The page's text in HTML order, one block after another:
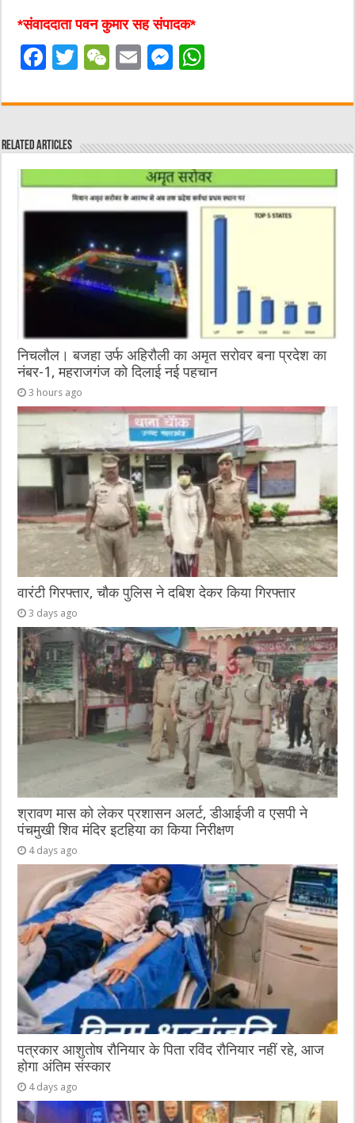
*संवाददाता पवन कुमार सह संपादक*
F
c
e
b
o
o
T
it
r
W
C
at
E
ai
M
ss
n
g
er
at
A
p
p
Related Articles
निचलौल। बजहा उर्फ अहिरौली का अमृत सरोवर बना प्रदेश का
नंबर-1, महराजगंज को दिलाई नई पहचान
3 hours ago
वारंटी गिरफ्तार, चौक पुलिस ने दबिश देकर किया गिरफ्तार
3 days ago
श्रावण मास को लेकर प्रशासन अलर्ट, डीआईजी व एसपी ने
पंचमुखी शिव मंदिर इटहिया का किया निरीक्षण
4 days ago
पत्रकार आशुतोष रौनियार के पिता रविंद रौनियार नहीं रहे, आज
होगा अंतिम संस्कार
4 days ago